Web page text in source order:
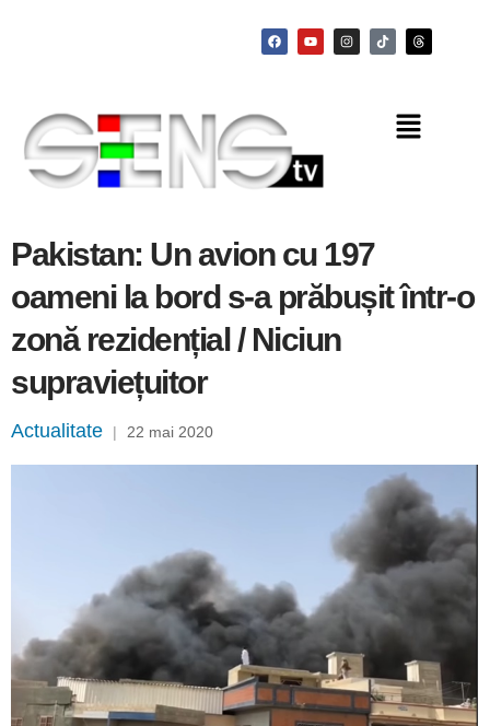
Pakistan: Un avion cu 197
oameni la bord s-a prăbușit într-o
zonă rezidențial / Niciun
supraviețuitor
Actualitate | 22 mai 2020